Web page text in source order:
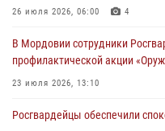
26 июля 2026, 06:00 4
В Мордовии сотрудники
профилактической акции
23 июля 2026, 13:10
Росгвардейцы обеспечили